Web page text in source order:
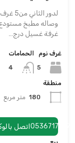
لدور الثاني من5 غرف
وصاله مطبخ
غرفة غسيل درج…
غرف نوم
5
الحمامات
4
منطقة
180 متر مربع
اتصل0536717199